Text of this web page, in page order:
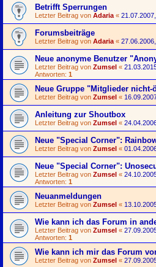
Betrifft Sperrungen
Letzter Beitrag von Adaria «
Forumsbeiträge
Letzter Beitrag von Adaria «
Neue anonyme Benutzer
Letzter Beitrag von Zumsel «
Antworten: 1
Neue Gruppe "Mitglieder
Letzter Beitrag von Zumsel «
Anleitung zur Shoutbox
Letzter Beitrag von Zumsel «
Neue "Special Corner":
Letzter Beitrag von Zumsel «
Neue "Special Corner":
Letzter Beitrag von Zumsel «
Antworten: 1
Neuanmeldungen
Letzter Beitrag von Zumsel «
Wie kann ich das Forum in
Letzter Beitrag von Zumsel «
Antworten: 1
Wie kann ich mir das Forum
Letzter Beitrag von Zumsel «